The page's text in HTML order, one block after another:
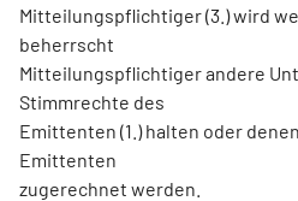
Mitteilungspflichtiger (3.) wird
beherrscht
Mitteilungspflichtiger andere
Stimmrechte des
Emittenten (1.) halten oder
Emittenten
zugerechnet werden.